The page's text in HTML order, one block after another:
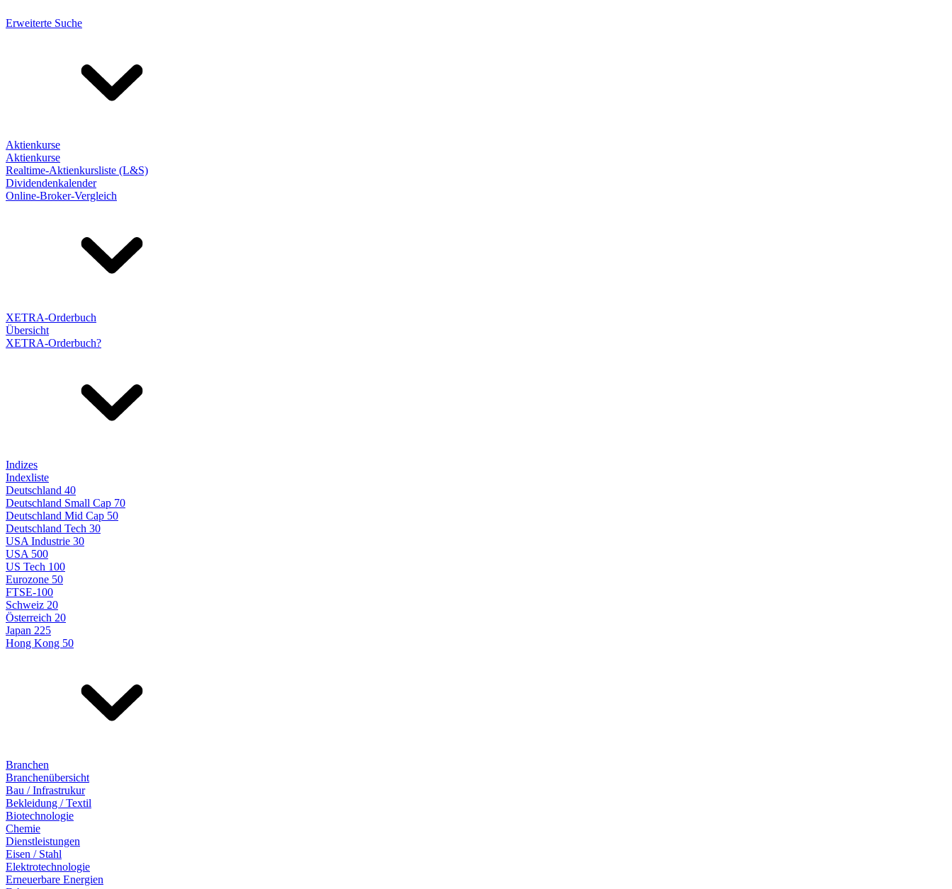
Erweiterte Suche
Aktienkurse
Aktienkurse
Realtime-Aktienkursliste (L&S)
Dividendenkalender
Online-Broker-Vergleich
XETRA-Orderbuch
Übersicht
XETRA-Orderbuch?
Indizes
Indexliste
Deutschland 40
Deutschland Small Cap 70
Deutschland Mid Cap 50
Deutschland Tech 30
USA Industrie 30
USA 500
US Tech 100
Eurozone 50
FTSE-100
Schweiz 20
Österreich 20
Japan 225
Hong Kong 50
Branchen
Branchenübersicht
Bau / Infrastrukur
Bekleidung / Textil
Biotechnologie
Chemie
Dienstleistungen
Eisen / Stahl
Elektrotechnologie
Erneuerbare Energien